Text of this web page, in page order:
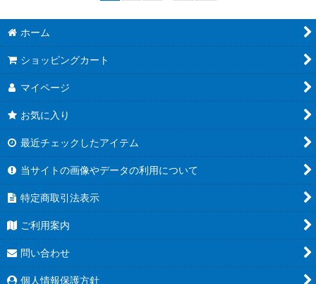
ホーム
ショッピングカート
マイページ
お気に入り
最近チェックしたアイテム
当サイトの画像やデータの利用について
特定商取引法表示
ご利用案内
問い合わせ
個人情報保護方針